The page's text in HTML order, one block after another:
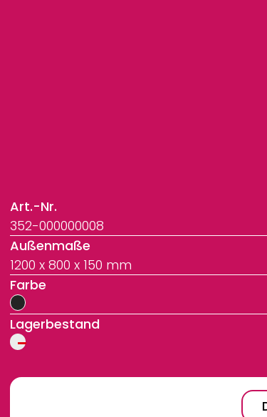
Art.-Nr.
352-000000008
Außenmaße
1200 x 800 x 150 mm
Farbe
Lagerbestand